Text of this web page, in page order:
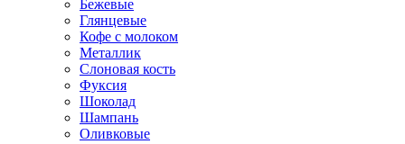
Бежевые
Глянцевые
Кофе с молоком
Металлик
Слоновая кость
Фуксия
Шоколад
Шампань
Оливковые